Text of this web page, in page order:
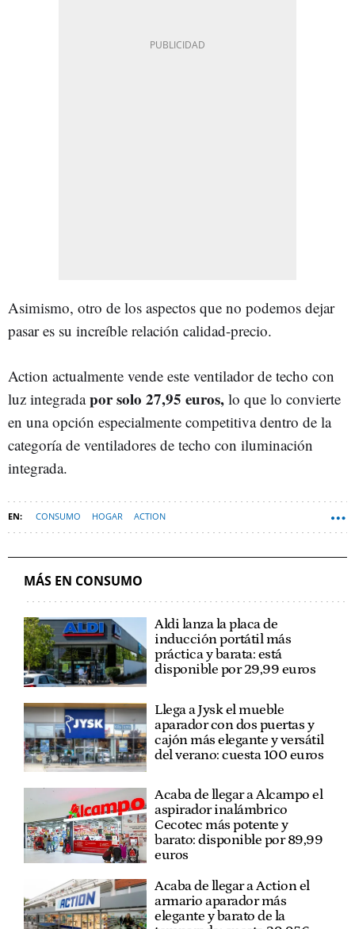
Asimismo, otro de los aspectos que no podemos dejar
pasar es su increíble relación calidad-precio.
Action actualmente vende este ventilador de techo con
luz integradapor solo 27,95 euros, lo que lo convierte
en una opción especialmente competitiva dentro de la
categoría de ventiladores de techo con iluminación
integrada.
CONSUMO HOGAR ACTION
MÁS EN CONSUMO
Aldi lanza la placa de
inducción portátil más
práctica y barata: está
disponible por 29,99 euros
Llega a Jysk el mueble
aparador con dos puertas y
cajón más elegante y versátil
del verano: cuesta 100 euros
Acaba de llegar a Alcampo el
aspirador inalámbrico
Cecotec más potente y
barato: disponible por 89,99
euros
Acaba de llegar a Action el
armario aparador más
elegante y barato de la